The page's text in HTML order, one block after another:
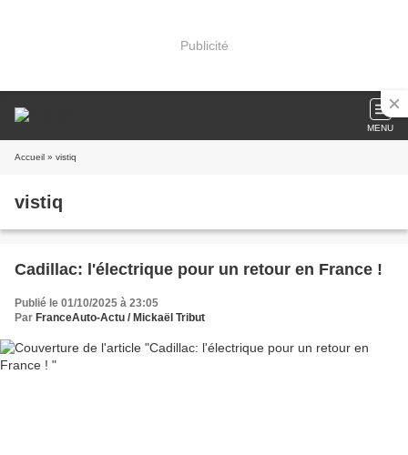
Publicité
MENU
Accueil » vistiq
vistiq
Cadillac: l'électrique pour un retour en France !
Publié le 01/10/2025 à 23:05
Par FranceAuto-Actu / Mickaël Tribut